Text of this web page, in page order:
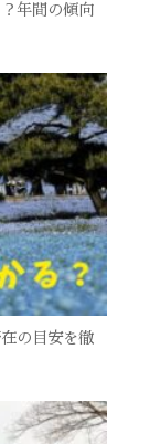
年間の傾向
の目安を徹